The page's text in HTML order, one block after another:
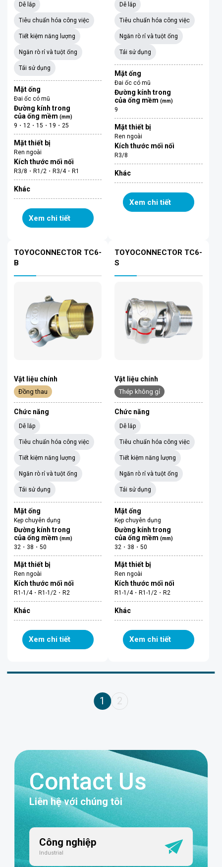
Dễ lắp
Tiêu chuẩn hóa công việc
Tiết kiệm năng lượng
Ngăn rò rỉ và tuột ống
Tái sử dụng
Mặt ống
Đai ốc có mũ
Đường kính trong
của ống mềm (mm)
9・12・15・19・25
Mặt thiết bị
Ren ngoài
Kích thước mối nối
R3/8・R1/2・R3/4・R1
Khác
Xem chi tiết
Dễ lắp
Tiêu chuẩn hóa công việc
Ngăn rò rỉ và tuột ống
Tái sử dụng
Mặt ống
Đai ốc có mũ
Đường kính trong
của ống mềm(mm)
9
Mặt thiết bị
Ren ngoài
Kích thước mối nối
R3/8
Khác
Xem chi tiết
TOYOCONNECTOR TC6-
B
Vật liệu chính
Đồng thau
Chức năng
Dễ lắp
Tiêu chuẩn hóa công việc
Tiết kiệm năng lượng
Ngăn rò rỉ và tuột ống
Tái sử dụng
Mặt ống
Kẹp chuyên dụng
Đường kính trong
của ống mềm (mm)
32・38・50
Mặt thiết bị
Ren ngoài
Kích thước mối nối
R1-1/4・R1-1/2・R2
Khác
Xem chi tiết
TOYOCONNECTOR TC6-
S
Vật liệu chính
Thép không gỉ
Chức năng
Dễ lắp
Tiêu chuẩn hóa công việc
Tiết kiệm năng lượng
Ngăn rò rỉ và tuột ống
Tái sử dụng
Mặt ống
Kẹp chuyên dụng
Đường kính trong
của ống mềm(mm)
32・38・50
Mặt thiết bị
Ren ngoài
Kích thước mối nối
R1-1/4・R1-1/2・R2
Khác
Xem chi tiết
1 2
Contact Us
Liên hệ với chúng tôi
Công nghiệp
Industrial